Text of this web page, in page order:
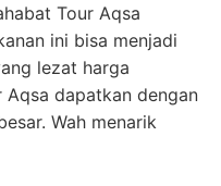
Tour Aqsa
ini bisa menjadi
lezat harga
Aqsa dapatkan dengan
Wah menarik